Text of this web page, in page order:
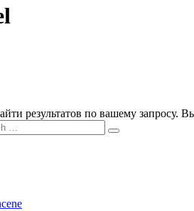
результатов по вашему запросу.